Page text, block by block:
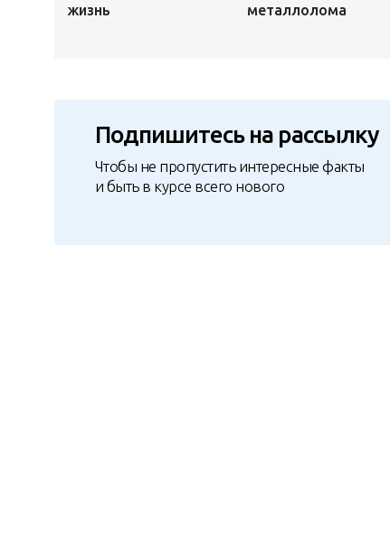
жизнь
металлолома
Подпишитесь на рассылку
Чтобы не пропустить интересные факты
и быть в курсе всего нового